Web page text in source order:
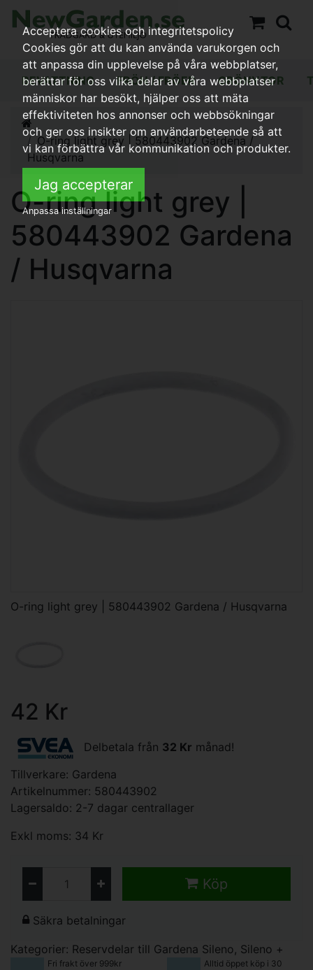
BEVATTNING FRÖN / FRÖER GRÖNYTOR
O-ring light grey | 580443902 Gardena /
Husqvarna
O-ring light grey |
580443902 Gardena
/ Husqvarna
O-ring light grey | 580443902 Gardena / Husqvarna
42 Kr
Delbetala från 32 Kr månad!
Tillverkare: Gardena
Artikelnummer: 580443902
Lagersaldo: 2-7 dagar centrallager
Exkl moms: 34 Kr
Köp
Säkra betalningar
Kategorier: Reservdelar till Gardena Sileno, Sileno +
Fri frakt över 999kr
Alltid öppet köp i 30
Acceptera cookies och integritetspolicy
Cookies gör att du kan använda varukorgen och
att anpassa din upplevelse på våra webbplatser,
berättar för oss vilka delar av våra webbplatser
människor har besökt, hjälper oss att mäta
effektiviteten hos annonser och webbsökningar
och ger oss insikter om användarbeteende så att
vi kan förbättra vår kommunikation och produkter.
Jag accepterar
Anpassa inställningar